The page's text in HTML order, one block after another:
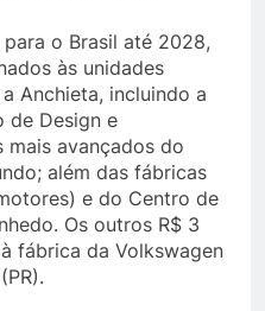
o Brasil até 2028,
às unidades
Anchieta, incluindo a
de Design e
mais avançados do
além das fábricas
e do Centro de
Os outros R$ 3
fábrica da Volkswagen